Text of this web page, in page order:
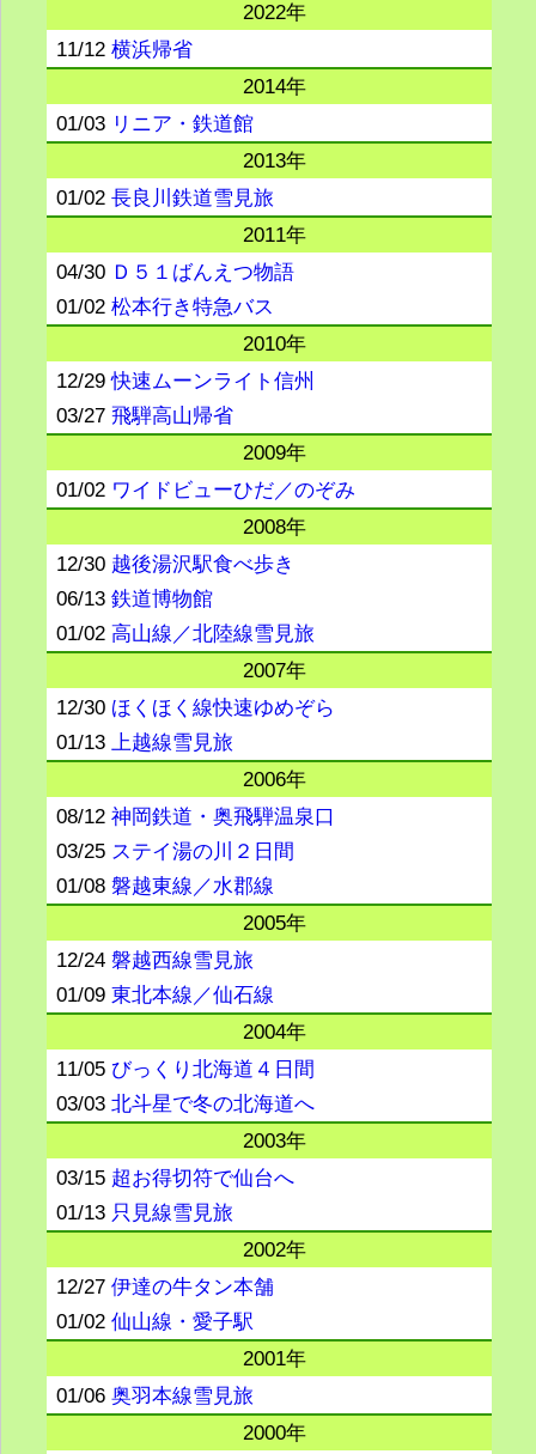
2022年
11/12横浜帰省
2014年
01/03 リニア・鉄道館
2013年
01/02長良川鉄道雪見旅
2011年
04/30 Ｄ５１ばんえつ物語
01/02松本行き特急バス
2010年
12/29快速ムーンライト信州
03/27飛騨高山帰省
2009年
01/02 ワイドビューひだ／のぞみ
2008年
12/30 越後湯沢駅食べ歩き
06/13鉄道博物館
01/02高山線／北陸線雪見旅
2007年
12/30 ほくほく線快速ゆめぞら
01/13上越線雪見旅
2006年
08/12神岡鉄道・奥飛騨温泉口
03/25 ステイ湯の川２日間
01/08磐越東線／水郡線
2005年
12/24磐越西線雪見旅
01/09東北本線／仙石線
2004年
11/05びっくり北海道４日間
03/03北斗星で冬の北海道へ
2003年
03/15 超お得切符で仙台へ
01/13 只見線雪見旅
2002年
12/27伊達の牛タン本舗
01/02仙山線・愛子駅
2001年
01/06奥羽本線雪見旅
2000年